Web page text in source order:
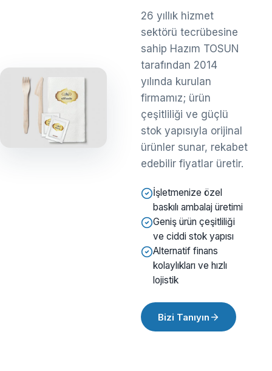
26 yıllık hizmet
sektörü tecrübesine
sahip Hazım TOSUN
tarafından 2014
yılında kurulan
firmamız; ürün
çeşitliliği ve güçlü
stok yapısıyla orijinal
ürünler sunar, rekabet
edebilir fiyatlar üretir.
İşletmenize özel
baskılı ambalaj üretimi
Geniş ürün çeşitliliği
ve ciddi stok yapısı
Alternatif finans
kolaylıkları ve hızlı
lojistik
Bizi Tanıyın